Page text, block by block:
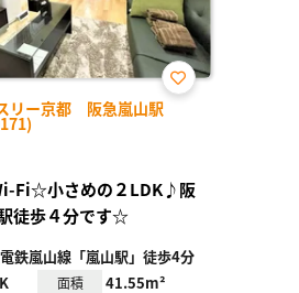
リー京都 阪急嵐山駅お気
に入
Fi☆小さめの２LDK♪阪
徒歩４分です☆
鉄嵐山線「嵐山駅」徒歩4分
面積 41.55m²